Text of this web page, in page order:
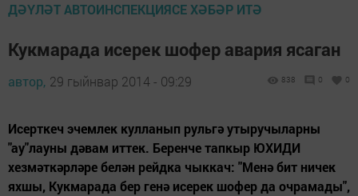
ДӘҮЛӘТ АВТОИНСПЕКЦИЯСЕ ХӘБӘР ИТӘ
Кукмарада исерек шофер авария ясаган
автор, 29 гыйнвар 2014 - 09:29 838 0 0
Исерткеч эчемлек кулланып рульгә утыручыларны
"ау"лауны дәвам иттек. Беренче тапкыр ЮХИДИ
хезмәткәрләре белән рейдка чыккач: "Менә бит ничек
яхшы, Кукмарада бер генә исерек шофер да очрамады",